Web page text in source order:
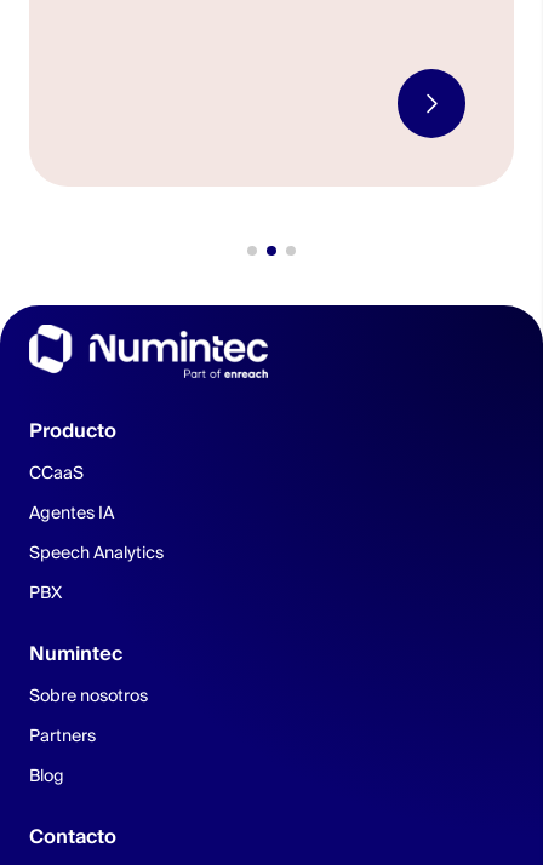
adicionales como envío de SMS, videoconferencias
amplia gama de características avanzadas y
herramientas de gestión de llamadas, lo que
sistemas de la empresa, como CRM o software
mejorar la experiencia del cliente.
Actualizaciones y soporte técnico: Al estar en la
nube, las actualizaciones de software y el soporte
centralita, lo que garantiza un sistema actualizado
y un servicio de atención al cliente especializado.
Producto
CCaaS
Agentes IA
Speech Analytics
PBX
Numintec
Sobre nosotros
Partners
Blog
Contacto